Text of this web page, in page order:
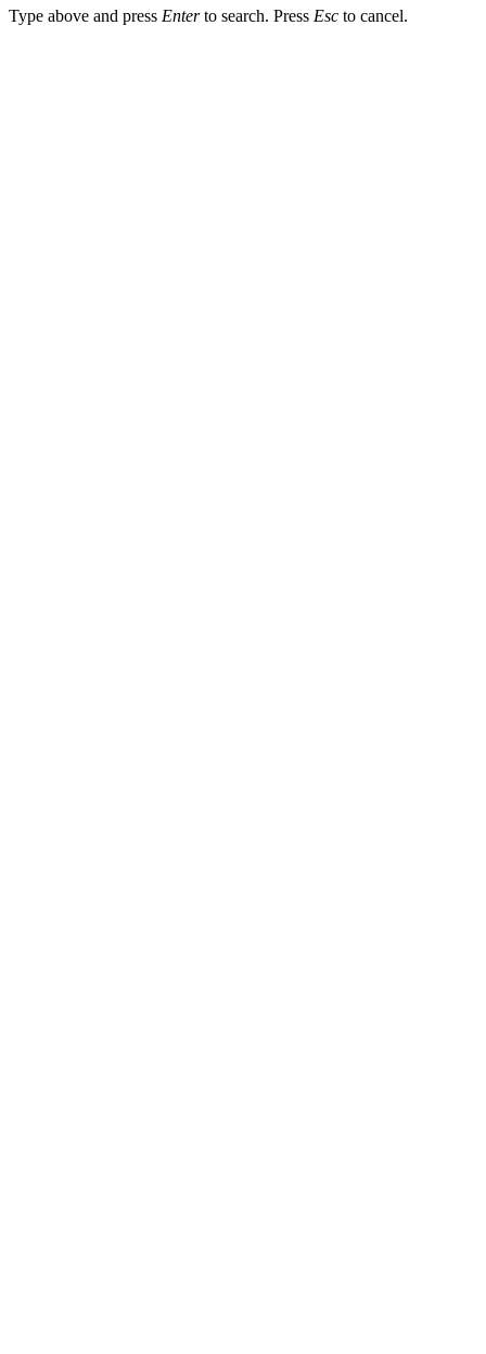
Type above and press Enterto search. Press Esc to cancel.